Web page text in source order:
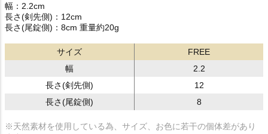
幅：2.2cm
長さ(剣先側)：12cm
長さ(尾錠側)：8cm 重量約20g
サイズ
FREE
幅
2.2
長さ(剣先側)
12
長さ(尾錠側)
8
※天然素材を使用している為、サイズ、お色に若干の個体差があり